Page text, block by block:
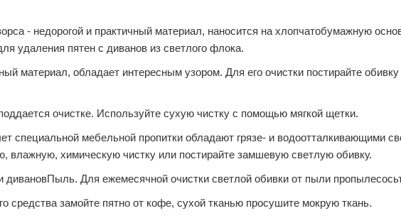
- недорогой и практичный материал, наносится на хлопчатобумажную
удаления пятен с диванов из светлого флока.
материал, обладает интересным узором. Для его очистки постирайте
очистке. Используйте сухую чистку с помощью мягкой щетки.
специальной мебельной пропитки обладают грязе- и водоотталкивающими
влажную, химическую чистку или постирайте замшевую светлую обивку.
дивановПыль. Для ежемесячной очистки светлой обивки от пыли
средства замойте пятно от кофе, сухой тканью просушите мокрую ткань.